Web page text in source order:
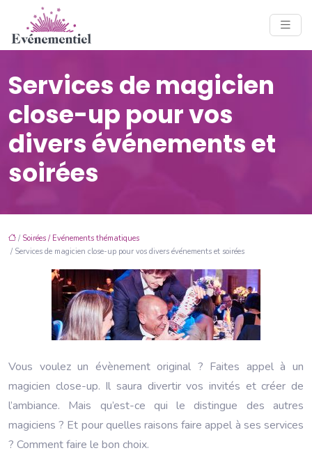
Services de magicien
close-up pour vos
divers événements et
soirées
/ Soirées / Evénements thématiques
/ Services de magicien close-up pour vos divers événements et soirées
Vous voulez un évènement original ? Faites appel à un
magicien close-up. Il saura divertir vos invités et créer de
l’ambiance. Mais qu’est-ce qui le distingue des autres
magiciens ? Et pour quelles raisons faire appel à ses services
? Comment faire le bon choix.